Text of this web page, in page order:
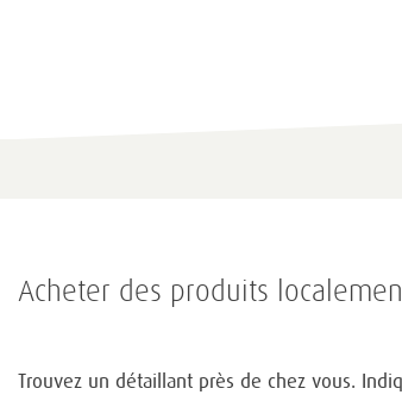
Acheter des produits
Trouvez un détaillant près de chez vous.